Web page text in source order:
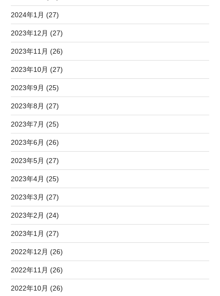
2024年1月 (27)
2023年12月 (27)
2023年11月 (26)
2023年10月 (27)
2023年9月 (25)
2023年8月 (27)
2023年7月 (25)
2023年6月 (26)
2023年5月 (27)
2023年4月 (25)
2023年3月 (27)
2023年2月 (24)
2023年1月 (27)
2022年12月 (26)
2022年11月 (26)
2022年10月 (26)